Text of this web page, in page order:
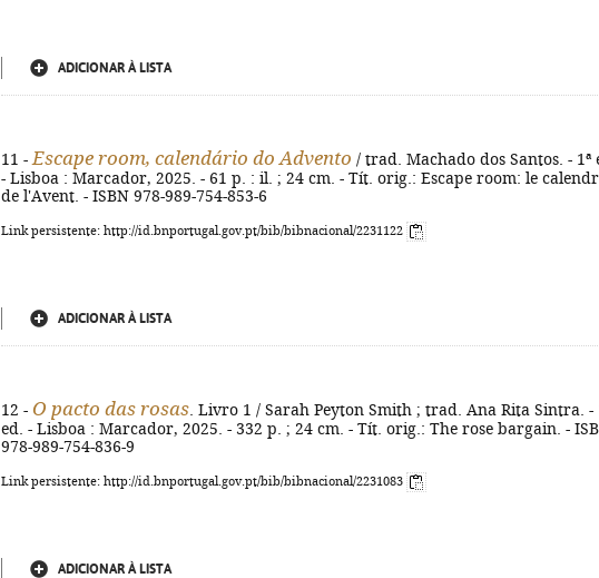
ADICIONAR À LISTA
11 - Escape room, calendário do Advento / trad. Machado dos Santos. - 1ª
- Lisboa : Marcador, 2025. - 61 p. : il. ; 24 cm. - Tít. orig.: Escape room: le
de l'Avent. - ISBN 978-989-754-853-6
Link persistente: http://id.bnportugal.gov.pt/bib/bibnacional/2231122
ADICIONAR À LISTA
12 - O pacto das rosas . Livro 1 / Sarah Peyton Smith ; trad. Ana Rita Sintra. -
ed. - Lisboa : Marcador, 2025. - 332 p. ; 24 cm. - Tít. orig.: The rose bargain. -
978-989-754-836-9
Link persistente: http://id.bnportugal.gov.pt/bib/bibnacional/2231083
ADICIONAR À LISTA